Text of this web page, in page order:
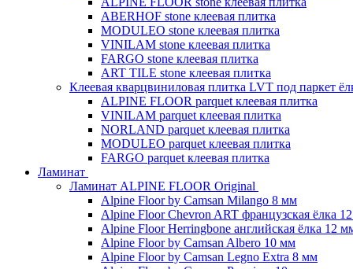
ABERHOF stone клеевая плитка
MODULEO stone клеевая плитка
VINILAM stone клеевая плитка
FARGO stone клеевая плитка
ART TILE stone клеевая плитка
Клеевая кварцвиниловая плитка LVT под паркет
ALPINE FLOOR parquet клеевая плитка
VINILAM parquet клеевая плитка
NORLAND parquet клеевая плитка
MODULEO parquet клеевая плитка
FARGO parquet клеевая плитка
Ламинат
Ламинат ALPINE FLOOR Original
Alpine Floor by Camsan Milango 8 мм
Alpine Floor Chevron ART французская ёлка
Alpine Floor Herringbone английская ёлка 12
Alpine Floor by Camsan Albero 10 мм
Alpine Floor by Camsan Legno Extra 8 мм